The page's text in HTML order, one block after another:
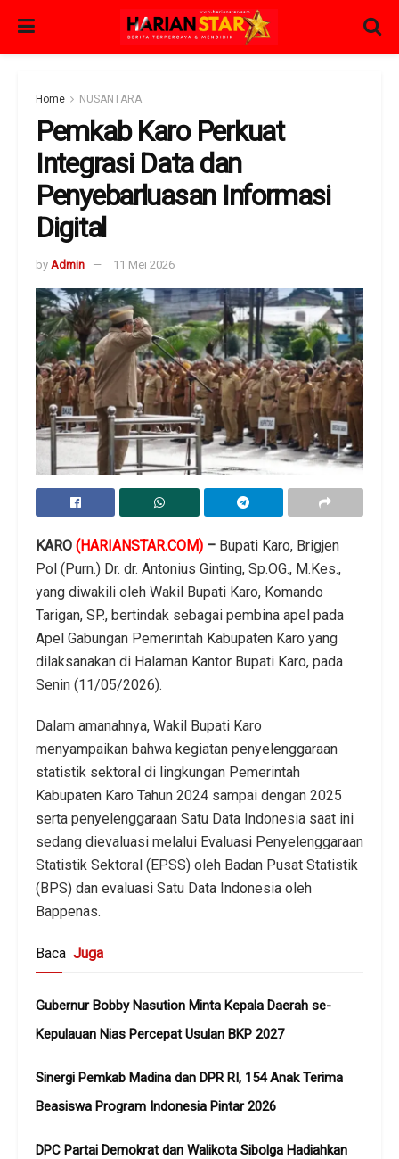
Home NUSANTARA
Pemkab Karo Perkuat
Integrasi Data dan
Penyebarluasan Informasi
Digital
by Admin 11 Mei 2026
KARO (HARIANSTAR.COM) – Bupati Karo, Brigjen
Pol (Purn.) Dr. dr. Antonius Ginting, Sp.OG., M.Kes.,
yang diwakili oleh Wakil Bupati Karo, Komando
Tarigan, SP., bertindak sebagai pembina apel pada
Apel Gabungan Pemerintah Kabupaten Karo yang
dilaksanakan di Halaman Kantor Bupati Karo, pada
Senin (11/05/2026).
Dalam amanahnya, Wakil Bupati Karo
menyampaikan bahwa kegiatan penyelenggaraan
statistik sektoral di lingkungan Pemerintah
Kabupaten Karo Tahun 2024 sampai dengan 2025
serta penyelenggaraan Satu Data Indonesia saat ini
sedang dievaluasi melalui Evaluasi Penyelenggaraan
Statistik Sektoral (EPSS) oleh Badan Pusat Statistik
(BPS) dan evaluasi Satu Data Indonesia oleh
Bappenas.
Baca Juga
Gubernur Bobby Nasution Minta Kepala Daerah se-
Kepulauan Nias Percepat Usulan BKP 2027
Sinergi Pemkab Madina dan DPR RI, 154 Anak Terima
Beasiswa Program Indonesia Pintar 2026
DPC Partai Demokrat dan Walikota Sibolga Hadiahkan